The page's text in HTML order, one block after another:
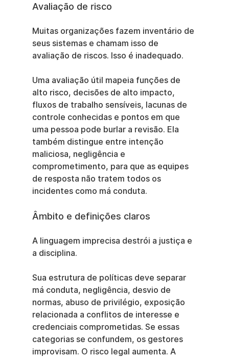
Avaliação de risco
Muitas organizações fazem inventário de
seus sistemas e chamam isso de
avaliação de riscos. Isso é inadequado.
Uma avaliação útil mapeia funções de
alto risco, decisões de alto impacto,
fluxos de trabalho sensíveis, lacunas de
controle conhecidas e pontos em que
uma pessoa pode burlar a revisão. Ela
também distingue entre intenção
maliciosa, negligência e
comprometimento, para que as equipes
de resposta não tratem todos os
incidentes como má conduta.
Âmbito e definições claros
A linguagem imprecisa destrói a justiça e
a disciplina.
Sua estrutura de políticas deve separar
má conduta, negligência, desvio de
normas, abuso de privilégio, exposição
relacionada a conflitos de interesse e
credenciais comprometidas. Se essas
categorias se confundem, os gestores
improvisam. O risco legal aumenta. A